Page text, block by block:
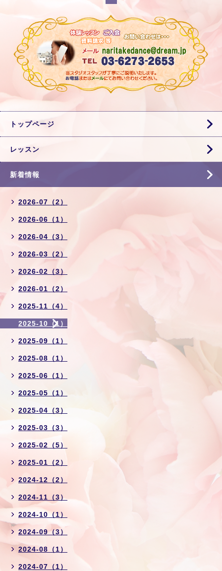
トップページ
レッスン
新着情報
2026-07（2）
2026-06（1）
2026-04（3）
2026-03（2）
2026-02（3）
2026-01（2）
2025-11（4）
2025-10（1）
2025-09（1）
2025-08（1）
2025-06（1）
2025-05（1）
2025-04（3）
2025-03（3）
2025-02（5）
2025-01（2）
2024-12（2）
2024-11（3）
2024-10（1）
2024-09（3）
2024-08（1）
2024-07（1）